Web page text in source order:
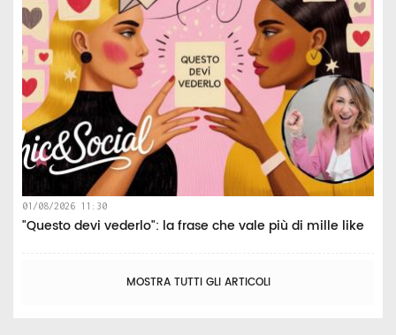
01/08/2026 11:30
"Questo devi vederlo": la frase che vale più di mille like
MOSTRA TUTTI GLI ARTICOLI